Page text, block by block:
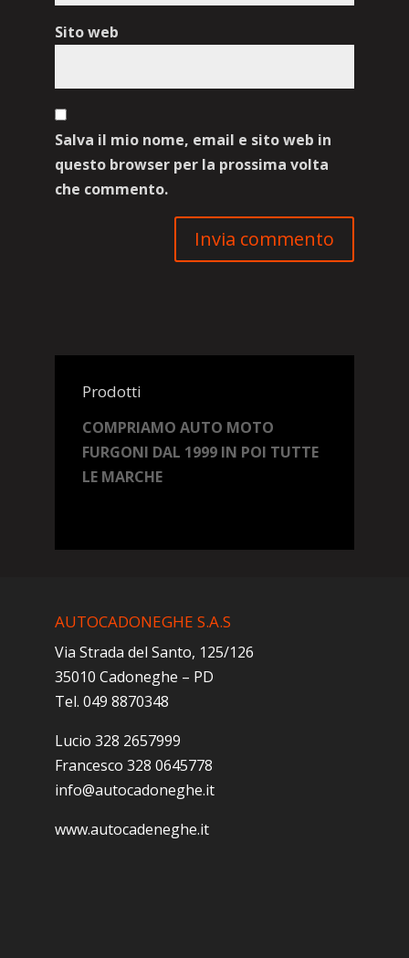
Sito web
Salva il mio nome, email e sito web in
questo browser per la prossima volta
che commento.
Prodotti
COMPRIAMO AUTO MOTO
FURGONI DAL 1999 IN POI TUTTE
LE MARCHE
AUTOCADONEGHE S.A.S
Via Strada del Santo, 125/126
35010 Cadoneghe – PD
Tel. 049 8870348
Lucio 328 2657999
Francesco 328 0645778
info@autocadoneghe.it
www.autocadeneghe.it